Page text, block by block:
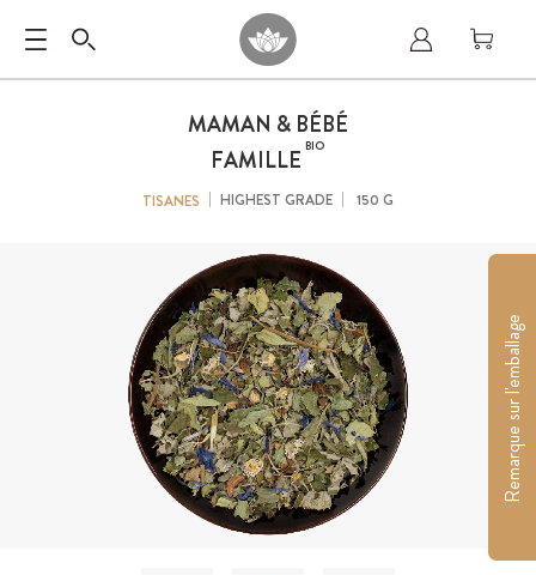
Remarque sur l'emballage
MAMAN & BÉBÉ
FAMILLEBIO
TISANES HIGHEST GRADE 150 G